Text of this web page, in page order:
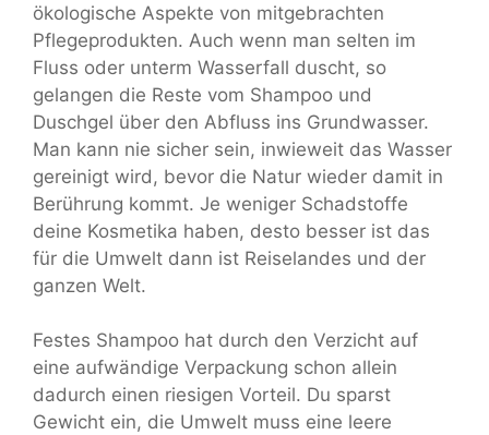
ökologische Aspekte von mitgebrachten
Pflegeprodukten. Auch wenn man selten im
Fluss oder unterm Wasserfall duscht, so
gelangen die Reste vom Shampoo und
Duschgel über den Abfluss ins Grundwasser.
Man kann nie sicher sein, inwieweit das Wasser
gereinigt wird, bevor die Natur wieder damit in
Berührung kommt. Je weniger Schadstoffe
deine Kosmetika haben, desto besser ist das
für die Umwelt dann ist Reiselandes und der
ganzen Welt.
Festes Shampoo hat durch den Verzicht auf
eine aufwändige Verpackung schon allein
dadurch einen riesigen Vorteil. Du sparst
Gewicht ein, die Umwelt muss eine leere